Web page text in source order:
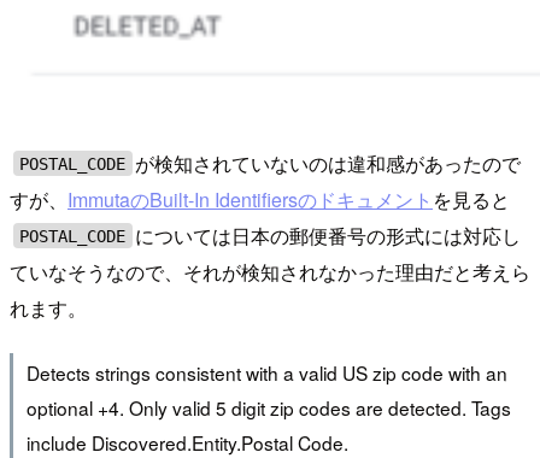
POSTAL_CODE が検知されていないのは違和感があったので
すが、 ImmutaのBuilt-In Identifiersのドキュメント を見ると
POSTAL_CODE については日本の郵便番号の形式には対応し
ていなそうなので、それが検知されなかった理由だと考えら
れます。
Detects strings consistent with a valid US zip code with an
optional +4. Only valid 5 digit zip codes are detected. Tags
include Discovered.Entity.Postal Code.